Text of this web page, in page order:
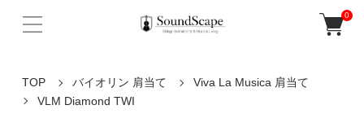
0
TOP バイオリン 肩当て
Viva La Musica 肩当て
VLM Diamond TWI